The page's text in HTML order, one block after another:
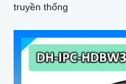
truyền thống